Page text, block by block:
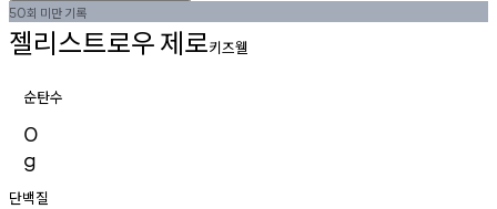
50회 미만기록
젤리스트로우제로키즈웰
순탄수
0
g
단백질